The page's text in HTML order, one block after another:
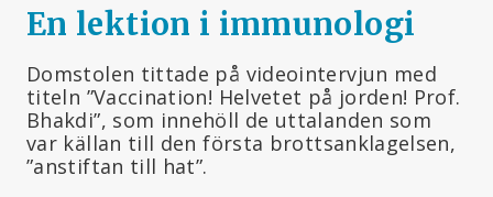
En lektion i immunologi
Domstolen tittade på videointervjun med
titeln ”Vaccination! Helvetet på jorden! Prof.
Bhakdi”, som innehöll de uttalanden som
var källan till den första brottsanklagelsen,
”anstiftan till hat”.